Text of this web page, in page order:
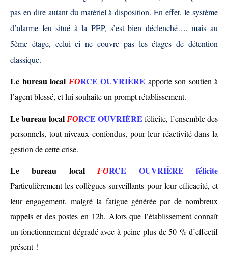
pas en dire autant du matériel à disposition. En effet, le système
d’alarme feu situé à la PEP, s’est bien déclenché…. mais au
5ème étage, celui ci ne couvre pas les étages de détention
classique.
Le bureau local FORCE OUVRIÈRE apporte son soutien à
l’agent blessé, et lui souhaite un prompt rétablissement.
Le bureau local FORCE OUVRIÈRE félicite, l’ensemble des
personnels, tout niveaux confondus, pour leur réactivité dans la
gestion de cette crise.
Le bureau local FORCE OUVRIÈREfélicite
Particulièrement lescollèguessurveillants pour leur efficacité,et
leur engagement, malgré la fatigue générée par de nombreux
rappels et des postes en 12h. Alors que l’établissement connaît
un fonctionnement dégradé avecà peine plus de 50 % d’effectif
présent !